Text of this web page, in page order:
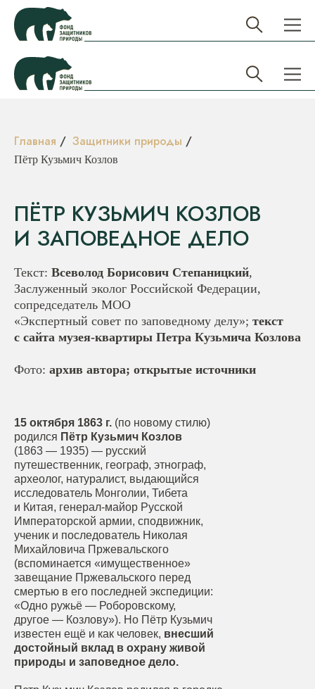
Главная / Защитники природы /
Пётр Кузьмич Козлов
ПЁТР КУЗЬМИЧ КОЗЛОВ
И ЗАПОВЕДНОЕ ДЕЛО
Текст: Всеволод Борисович Степаницкий,
Заслуженный эколог Российской Федерации,
сопредседатель МОО
«Экспертный совет по заповедному делу»; текст
с сайта музея-квартиры Петра Кузьмича Козлова
Фото: архив автора; открытые источники
15 октября 1863 г. (по новому стилю)
родился Пётр Кузьмич Козлов
(1863 — 1935) — русский
путешественник, географ, этнограф,
археолог, натуралист, выдающийся
исследователь Монголии, Тибета
и Китая, генерал-майор Русской
Императорской армии, сподвижник,
ученик и последователь Николая
Михайловича Пржевальского
(вспоминается «имущественное»
завещание Пржевальского перед
смертью в его последней экспедиции:
«Одно ружьё — Роборовскому,
другое — Козлову»). Но Пётр Кузьмич
известен ещё и как человек, внесший
достойный вклад в охрану живой
природы и заповедное дело.